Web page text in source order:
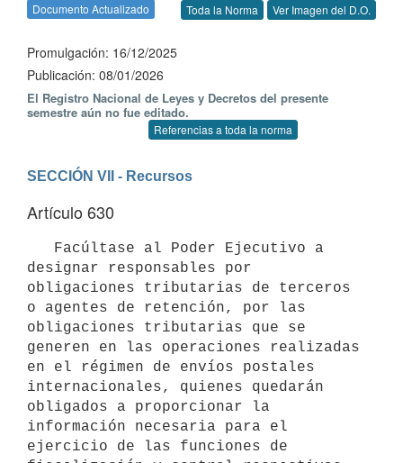
Documento Actualizado Toda la Norma Ver Imagen del D.O.
Promulgación: 16/12/2025
Publicación: 08/01/2026
El Registro Nacional de Leyes y Decretos del presente
semestre aún no fue editado.
Referencias a toda la norma
SECCIÓN VII - Recursos
Artículo 630
designar responsables por
obligaciones tributarias de terceros
o agentes de retención, por las
obligaciones tributarias que se
generen en las operaciones realizadas
en el régimen de envíos postales
internacionales, quienes quedarán
obligados a proporcionar la
información necesaria para el
ejercicio de las funciones de